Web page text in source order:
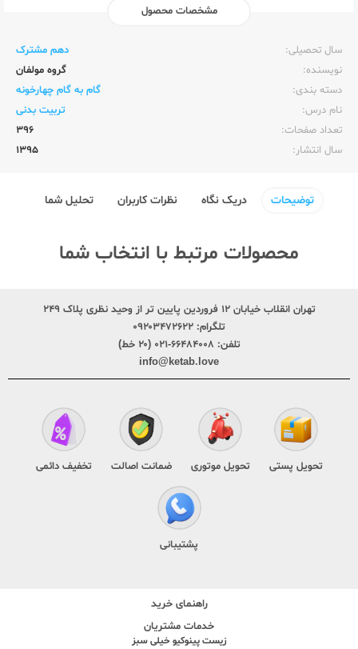
مشخصات محصول
سال تحصیلی:‌
دهم مشترک
نویسنده:‌
گروه مولفان
دسته بندی:
گام به گام چهارخونه
نام درس:
تربیت بدنی
تعداد صفحات:‌
396
سال انتشار:‌
1395
توضیحات دریک نگاه نظرات کاربران تحلیل شما
محصولات مرتبط با انتخاب شما
تهران انقلاب خیابان ۱۲ فروردین پایین تر از وحید نظری پلاک ۲۴۹
تلگرام: ۰۹۲۰۳۴۷۲۶۲۲
تلفن: ۶۶۴۸۴۰۰۸-۰۲۱ (۲۰ خط)
info@ketab.love
تحویل پستی تحویل موتوری ضمانت اصالت تخفیف دائمی
پشتیبانی
راهنمای خرید
خدمات مشتریان
زیست پینوکیو خیلی سبز